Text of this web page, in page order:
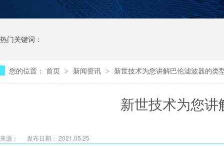
热门关键词：
您的位置： 首页 > 新闻资讯 > 新世技术为您讲解巴伦滤波器的类
新世技术为您
来源： 发布日期： 2021.05.25